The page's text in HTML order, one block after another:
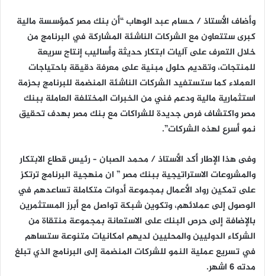
وأضاف الأستاذ / حسام عبد الوهاب “أن بنك مصر كمؤسسة مالية
كبرى ستتعاون مع الشركات الناشئة المشاركة في البرنامج من
خلال التعرف على آليات ابتكار حديثة وأساليب إنتاج سريعة
للمنتجات، وتقديم حلول مبنية على معرفة دقيقة باحتياجات
العملاء كما ستستفيد الشركات الناشئة المنضمة للبرنامج بحزمة
استثمارية مالية ودعم فني من الخبرات المختلفة العاملة ببنك
مصر واكتشاف فرص جديدة للشراكات مع بنك مصر بهدف تحقيق
نمو أسرع لهذه الشركات”.
وفى هذا الإطار أكد الأستاذ / محمد الصبان – رئيس قطاع الابتكار
والمشروعات الاستراتيجية ببنك مصر ” ان منهجية البرنامج ترتكز
على تمكين رواد الأعمال بمجموعة أدوات متكاملة تساعدهم في
الوصول إلى عملائهم، وتكوين شبكة تواصل مع أبرز المستثمرين
بالإضافة إلى حرص البنك على الاستعانة بمجموعة منتقاة من
الشركاء الدوليين والمحليين لديهم امكانيات متنوعة ستساهم
في تسريع عملية النمو للشركات المنضمة إلى البرنامج الذي تبلغ
مدته 6 اشهر.